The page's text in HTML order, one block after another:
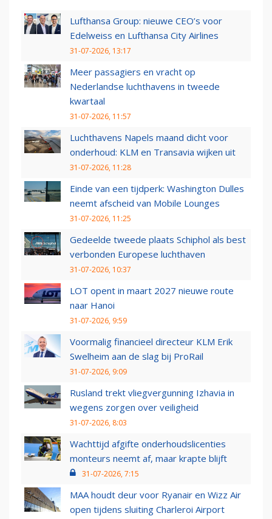
Lufthansa Group: nieuwe CEO’s voor
Edelweiss en Lufthansa City Airlines
31-07-2026, 13:17
Meer passagiers en vracht op
Nederlandse luchthavens in tweede
kwartaal
31-07-2026, 11:57
Luchthavens Napels maand dicht voor
onderhoud: KLM en Transavia wijken uit
31-07-2026, 11:28
Einde van een tijdperk: Washington Dulles
neemt afscheid van Mobile Lounges
31-07-2026, 11:25
Gedeelde tweede plaats Schiphol als best
verbonden Europese luchthaven
31-07-2026, 10:37
LOT opent in maart 2027 nieuwe route
naar Hanoi
31-07-2026, 9:59
Voormalig financieel directeur KLM Erik
Swelheim aan de slag bij ProRail
31-07-2026, 9:09
Rusland trekt vliegvergunning Izhavia in
wegens zorgen over veiligheid
31-07-2026, 8:03
Wachttijd afgifte onderhoudslicenties
monteurs neemt af, maar krapte blijft
31-07-2026, 7:15
MAA houdt deur voor Ryanair en Wizz Air
open tijdens sluiting Charleroi Airport